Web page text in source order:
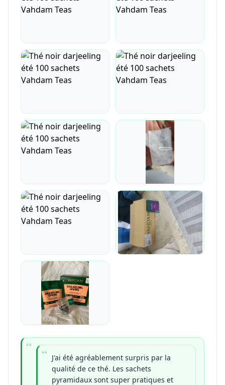
J'ai été agréablement surpris par la
qualité de ce thé. Les sachets
pyramidaux sont super pratiques et